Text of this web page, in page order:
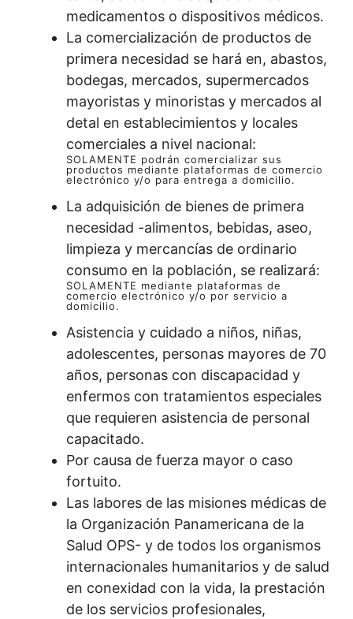
medicamentos o dispositivos médicos.
La comercialización de productos de
primera necesidad se hará en, abastos,
bodegas, mercados, supermercados
mayoristas y minoristas y mercados al
detal en establecimientos y locales
comerciales a nivel nacional:
SOLAMENTE podrán comercializar sus
productos mediante plataformas de comercio
electrónico y/o para entrega a domicilio.
La adquisición de bienes de primera
necesidad -alimentos, bebidas, aseo,
limpieza y mercancías de ordinario
consumo en la población, se realizará:
SOLAMENTE mediante plataformas de
comercio electrónico y/o por servicio a
domicilio.
Asistencia y cuidado a niños, niñas,
adolescentes, personas mayores de 70
años, personas con discapacidad y
enfermos con tratamientos especiales
que requieren asistencia de personal
capacitado.
Por causa de fuerza mayor o caso
fortuito.
Las labores de las misiones médicas de
la Organización Panamericana de la
Salud OPS- y de todos los organismos
internacionales humanitarios y de salud
en conexidad con la vida, la prestación
de los servicios profesionales,